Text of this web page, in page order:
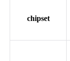
chipset